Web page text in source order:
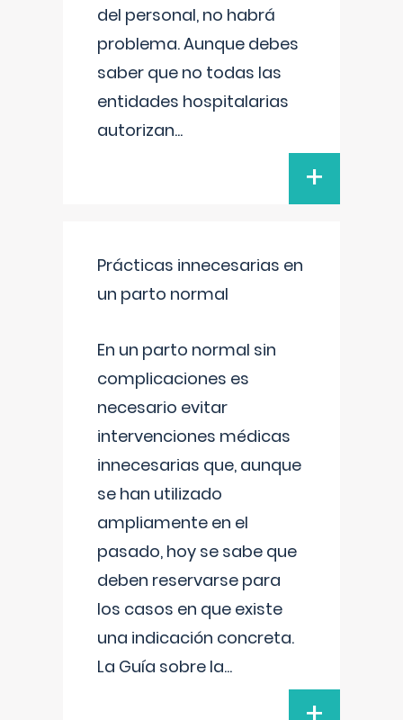
del personal, no habrá
problema. Aunque debes
saber que no todas las
entidades hospitalarias
autorizan...
+
Prácticas innecesarias en
un parto normal
En un parto normal sin
complicaciones es
necesario evitar
intervenciones médicas
innecesarias que, aunque
se han utilizado
ampliamente en el
pasado, hoy se sabe que
deben reservarse para
los casos en que existe
una indicación concreta.
La Guía sobre la...